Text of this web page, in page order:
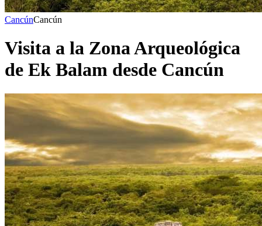
CancúnCancún
Visita a la Zona Arqueológica
de Ek Balam desde Cancún